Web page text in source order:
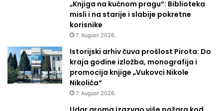
„Knjiga na kućnom pragu“: Biblioteka
misli i na starije i slabije pokretne
korisnike
7. August 2026.
Istorijski arhiv čuva prošlost Pirota: Do
kraja godine izložba, monografija i
promocija knjige „Vukovci Nikole
Nikolića“
7. August 2026.